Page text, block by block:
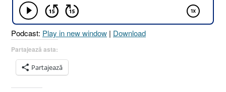
[Psalmul
23.4
Podcast: Play in new window | Download
Partajează asta:
Partajează